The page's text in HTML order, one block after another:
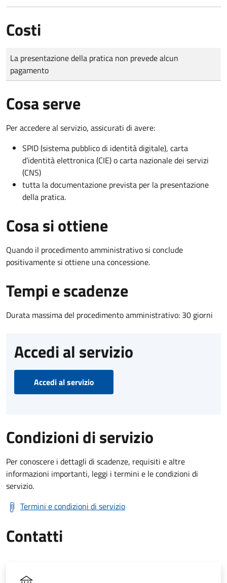
Costi
Tipo di pagamento
Importo
La presentazione della pratica non prevede alcun
pagamento
Cosa serve
Per accedere al servizio, assicurati di avere:
SPID (sistema pubblico di identità digitale), carta
d’identità elettronica (CIE) o carta nazionale dei servizi
(CNS)
tutta la documentazione prevista per la presentazione
della pratica.
Cosa si ottiene
Quando il procedimento amministrativo si conclude
positivamente si ottiene una concessione.
Tempi e scadenze
Durata massima del procedimento amministrativo: 30 giorni
Accedi al servizio
Accedi al servizio
Condizioni di servizio
Per conoscere i dettagli di scadenze, requisiti e altre
informazioni importanti, leggi i termini e le condizioni di
servizio.
Termini e condizioni di servizio
Contatti